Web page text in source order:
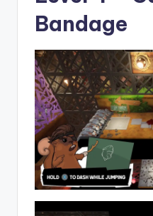
Bandage